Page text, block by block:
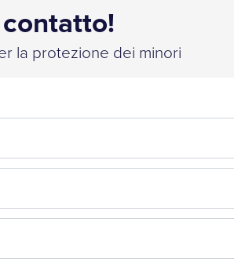
la protezione dei minori